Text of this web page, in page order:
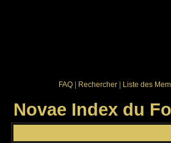
FAQ Rechercher Liste des
Novae Index du